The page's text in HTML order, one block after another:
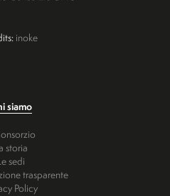
inoke
siamo
storia
sedi
trasparente
Policy